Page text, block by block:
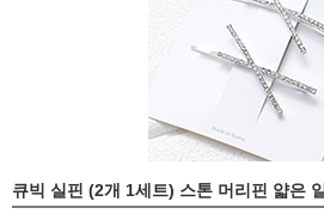
큐빅 실핀 (2개 1세트) 스톤 머리핀 얇은